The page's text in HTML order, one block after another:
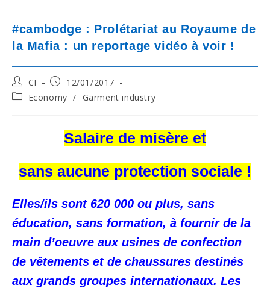
#cambodge : Prolétariat au Royaume de
la Mafia : un reportage vidéo à voir !
Post
author:
CI
Post
published:
12/01/2017
PostEconomy / Garment industry
Salaire de misère et
sans aucune protection sociale !
Elles/ils sont 620 000 ou plus, sans
éducation, sans formation, à fournir de la
main d’oeuvre aux usines de confection
de vêtements et de chaussures destinés
aux grands groupes internationaux. Les